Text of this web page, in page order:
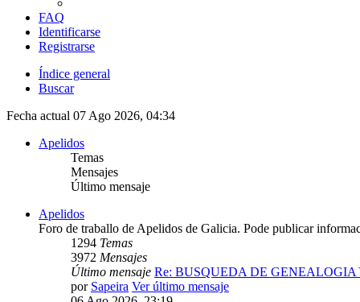
FAQ
Identificarse
Registrarse
Índice general
Buscar
Fecha actual 07 Ago 2026, 04:34
Apelidos
Temas
Mensajes
Último mensaje
Apelidos
Foro de traballo de Apelidos de Galicia. Pode publicar
1294 Temas
3972 Mensajes
Último mensaje Re: BUSQUEDA DE
por Sapeira Ver último mensaje